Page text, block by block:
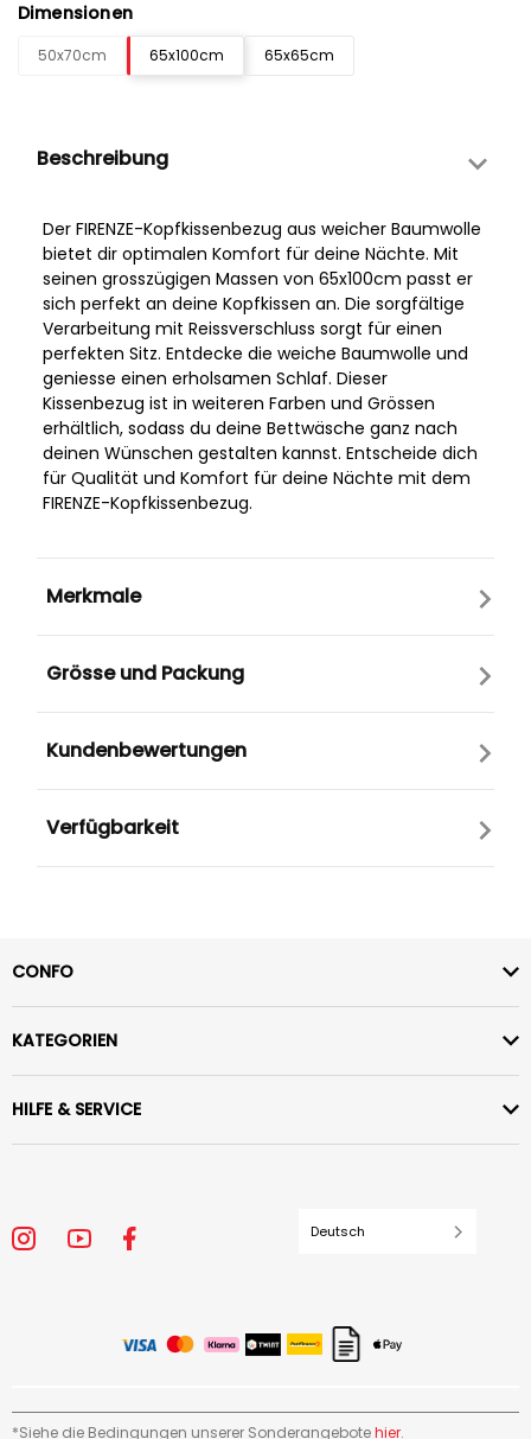
Dimensionen
50x70cm 65x100cm 65x65cm
Beschreibung
Der FIRENZE-Kopfkissenbezug aus weicher Baumwolle
bietet dir optimalen Komfort für deine Nächte. Mit
seinen grosszügigen Massen von 65x100cm passt er
sich perfekt an deine Kopfkissen an. Die sorgfältige
Verarbeitung mit Reissverschluss sorgt für einen
perfekten Sitz. Entdecke die weiche Baumwolle und
geniesse einen erholsamen Schlaf. Dieser
Kissenbezug ist in weiteren Farben und Grössen
erhältlich, sodass du deine Bettwäsche ganz nach
deinen Wünschen gestalten kannst. Entscheide dich
für Qualität und Komfort für deine Nächte mit dem
FIRENZE-Kopfkissenbezug.
Merkmale
Grösse und Packung
Kundenbewertungen
Verfügbarkeit
CONFO
KATEGORIEN
HILFE & SERVICE
Deutsch
*Siehe die Bedingungen unserer Sonderangebotehier.